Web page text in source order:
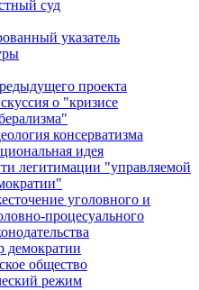
суд
указатель
проекта
о "кризисе
консерватизма
идея
легитимации "управляемой
уголовного и
процесуального
демократии
общество
режим